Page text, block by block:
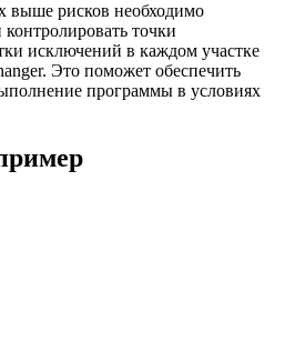
выше рисков необходимо
точки
исключений в каждом участке
Это поможет обеспечить
программы в условиях